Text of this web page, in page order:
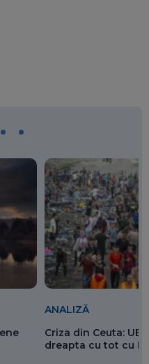
ANALIZĂ
Criza din Ceuta: UE
dreapta cu tot cu